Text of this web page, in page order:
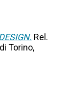
Rel.
Torino,